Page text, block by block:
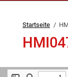
Startseite